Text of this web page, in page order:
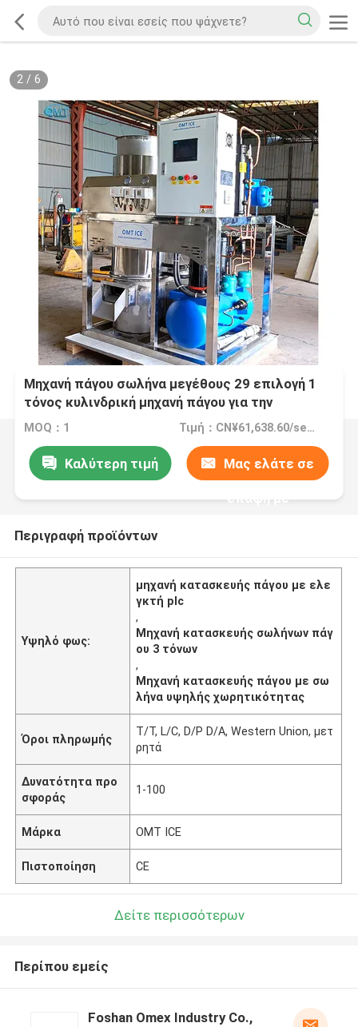
2/ 6
Μηχανή πάγου σωλήνα μεγέθους 29 επιλογή 1
τόνος κυλινδρική μηχανή πάγου για την
αλιευτική βιομηχανία
MOQ：1 Τιμή：CN¥61,638.60/sets 1-4 sets
Καλύτερη τιμή Μας ελάτε σε
επαφή με
Περιγραφή προϊόντων
Υψηλό φως:
μηχανή κατασκευής πάγου με ελε
γκτή plc
,
Μηχανή κατασκευής σωλήνων πάγ
ου 3 τόνων
,
Μηχανή κατασκευής πάγου με σω
λήνα υψηλής χωρητικότητας
Όροι πληρωμής
Τ/Τ, L/C, D/P D/A, Western Union, μετ
ρητά
Δυνατότητα προ
σφοράς
1-100
Μάρκα OMT ICE
Πιστοποίηση CE
Δείτε περισσότερων
Περίπου εμείς
Foshan Omex Industry Co.,